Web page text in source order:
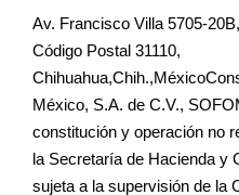
Av. Francisco Villa 5705-
Código Postal 31110,
México, S.A. de C.V.,
constitución y operación no
la Secretaría de Hacienda y
sujeta a la supervisión de la